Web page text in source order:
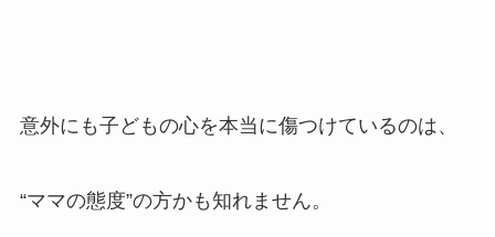
意外にも子どもの心を本当に傷つけているのは、
“ママの態度”の方かも知れません。